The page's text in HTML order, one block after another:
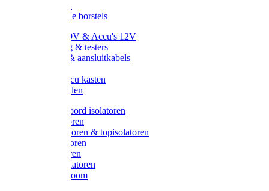
Hygienische borstels
Batterijen 9V & Accu's 12V
Beveiliging & testers
Kabelsets & aansluitkabels
Metalen accu kasten
Zonnepanelen
Draad & koord isolatoren
Ringisolatoren
Extra isolatoren & topisolatoren
Hoekisolatoren
Lintisolatoren
Afstandisolatoren
Isolatorenboom